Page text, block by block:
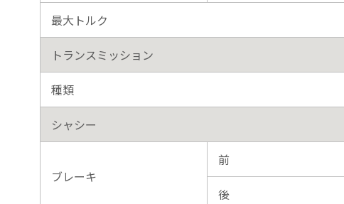
最大トルク
トランスミッション
種類
シャシー
ブレーキ
前
後